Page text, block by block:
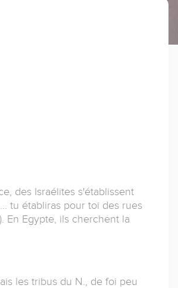
des Israélites s'établissent
tu établiras pour toi des rues
En Egypte, ils cherchent la
les tribus du N., de foi peu